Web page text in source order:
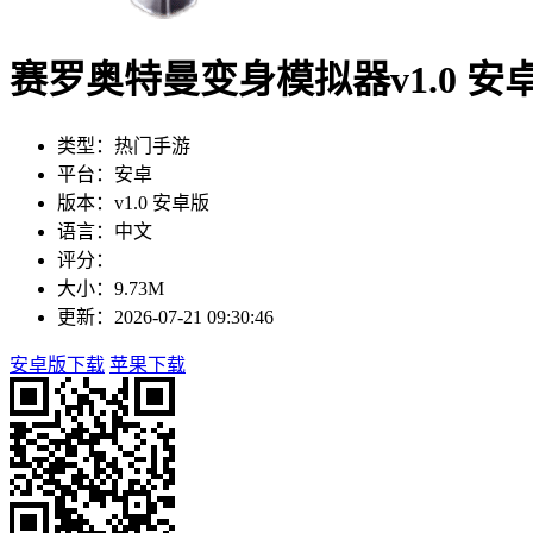
赛罗奥特曼变身模拟器v1.0 安
类型：热门手游
平台：安卓
版本：v1.0 安卓版
语言：中文
评分：
大小：9.73M
更新：2026-07-21 09:30:46
安卓版下载 苹果下载